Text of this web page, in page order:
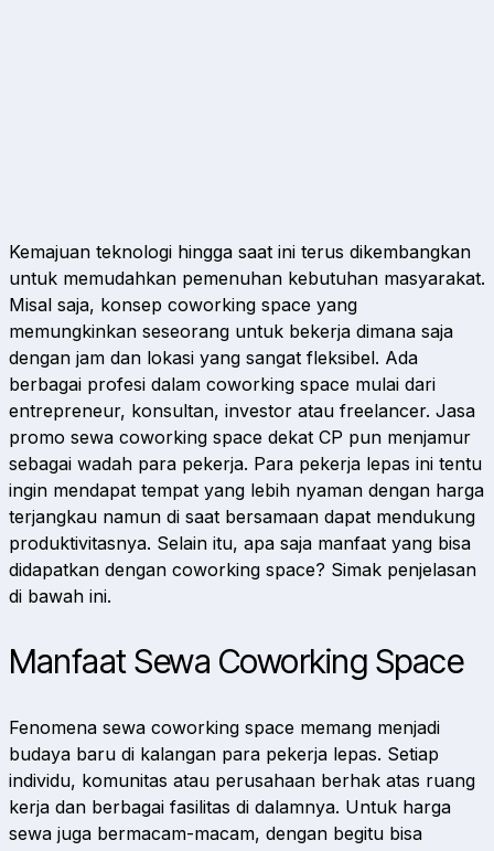
Kemajuan teknologi hingga saat ini terus dikembangkan
untuk memudahkan pemenuhan kebutuhan masyarakat.
Misal saja, konsep coworking space yang
memungkinkan seseorang untuk bekerja dimana saja
dengan jam dan lokasi yang sangat fleksibel. Ada
berbagai profesi dalam coworking space mulai dari
entrepreneur, konsultan, investor atau freelancer. Jasa
promo sewa coworking space dekat CP pun menjamur
sebagai wadah para pekerja. Para pekerja lepas ini tentu
ingin mendapat tempat yang lebih nyaman dengan harga
terjangkau namun di saat bersamaan dapat mendukung
produktivitasnya. Selain itu, apa saja manfaat yang bisa
didapatkan dengan coworking space? Simak penjelasan
di bawah ini.
Manfaat Sewa Coworking Space
Fenomena sewa coworking space memang menjadi
budaya baru di kalangan para pekerja lepas. Setiap
individu, komunitas atau perusahaan berhak atas ruang
kerja dan berbagai fasilitas di dalamnya. Untuk harga
sewa juga bermacam-macam, dengan begitu bisa